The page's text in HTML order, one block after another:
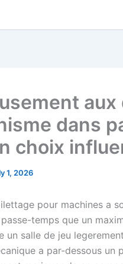
dans
choix
1, 2026
pour machines a
temps que un
un salle de jeu
a par-dessous un